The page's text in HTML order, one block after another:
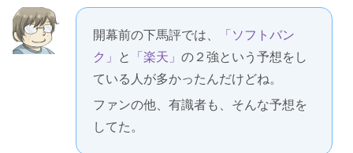
開幕前の下馬評では、
「ソフトバン
ク」
と 「楽天」 の２強という予想をし
ている人が多かったんだけどね。
ファンの他、有識者も、そんな予想を
してた。